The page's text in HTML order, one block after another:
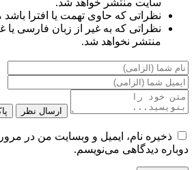
سایت منتشر خواهد شد.
نظراتی که حاوی تهمت یا افترا
نظراتی که به غیر از زبان فارسی یا
منتشر نخواهد شد.
ارسال نظر
ذخیره نام، ایمیل و وبسایت من در
دوباره دیدگاهی می‌نویسم.